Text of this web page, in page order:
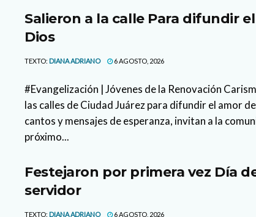
Salieron a la calle Para difundir
Dios
TEXTO: DIANA ADRIANO 6 AGOSTO, 2026
#Evangelización | Jóvenes de la Renovación
las calles de Ciudad Juárez para difundir el amor
cantos y mensajes de esperanza, invitan a la
próximo...
Festejaron por primera vez Día
servidor
TEXTO: DIANA ADRIANO 6 AGOSTO, 2026